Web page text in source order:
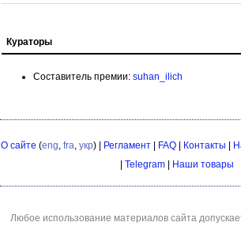
Кураторы
Составитель премии: suhan_ilich
О сайте (eng, fra, укр) | Регламент| FAQ| Контакты
Telegram Наши товары
Любое использование материалов сайта